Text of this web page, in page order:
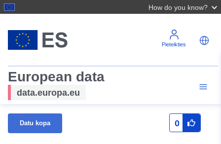
How do you know?
Pieteikties
European data
data.europa.eu
Datu kopa 0